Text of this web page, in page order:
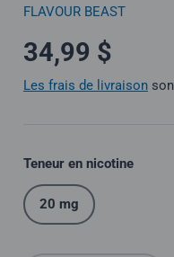
FLAVOUR BEAST
Prix normal
34,99 $
Les frais de livraison
Teneur en nicotine
20 mg